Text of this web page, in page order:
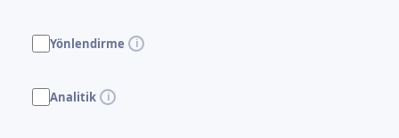
Yönlendirme
Analitik